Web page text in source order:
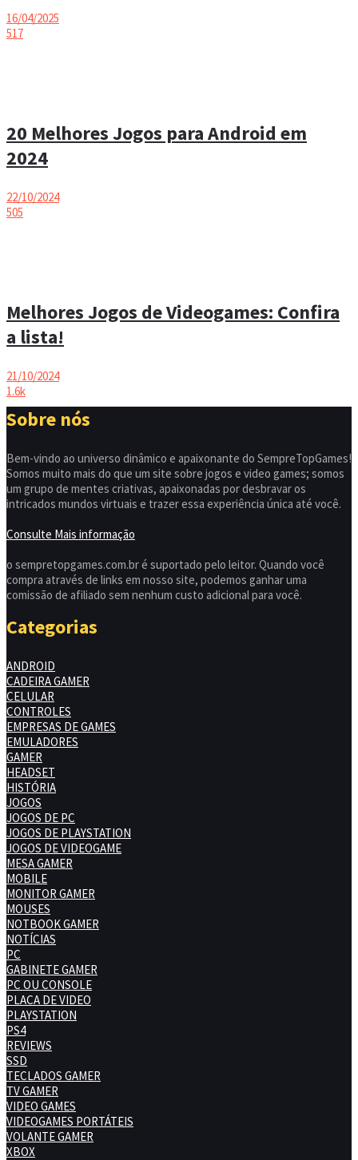
16/04/2025
517
20 Melhores Jogos para Android em
2024
22/10/2024
505
Melhores Jogos de Videogames: Confira
a lista!
21/10/2024
1.6k
Sobre nós
Bem-vindo ao universo dinâmico e apaixonante do SempreTopGames!
Somos muito mais do que um site sobre jogos e video games; somos
um grupo de mentes criativas, apaixonadas por desbravar os
intricados mundos virtuais e trazer essa experiência única até você.
Consulte Mais informação
o sempretopgames.com.br é suportado pelo leitor. Quando você
compra através de links em nosso site, podemos ganhar uma
comissão de afiliado sem nenhum custo adicional para você.
Categorias
ANDROID
CADEIRA GAMER
CELULAR
CONTROLES
EMPRESAS DE GAMES
EMULADORES
GAMER
HEADSET
HISTÓRIA
JOGOS
JOGOS DE PC
JOGOS DE PLAYSTATION
JOGOS DE VIDEOGAME
MESA GAMER
MOBILE
MONITOR GAMER
MOUSES
NOTBOOK GAMER
NOTÍCIAS
PC
GABINETE GAMER
PC OU CONSOLE
PLACA DE VIDEO
PLAYSTATION
PS4
REVIEWS
SSD
TECLADOS GAMER
TV GAMER
VIDEO GAMES
VIDEOGAMES PORTÁTEIS
VOLANTE GAMER
XBOX